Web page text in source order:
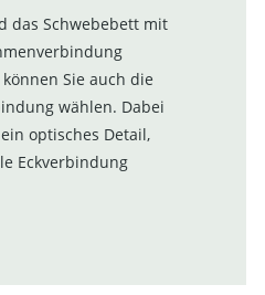
das Schwebebett mit
Sie auch die
wählen. Dabei
optisches Detail,
Eckverbindung